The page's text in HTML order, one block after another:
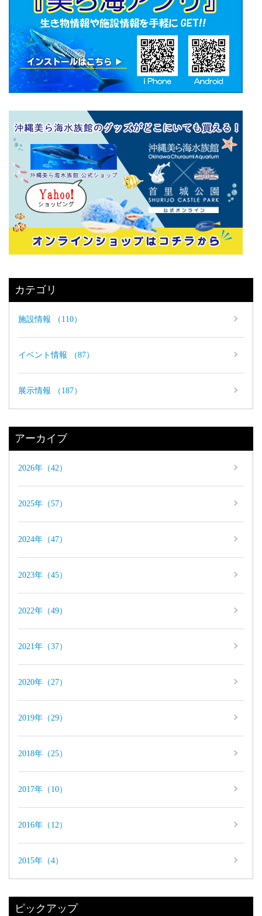
カテゴリ
施設情報 （110）
イベント情報 （87）
展示情報 （187）
アーカイブ
2026年（42）
2025年（57）
2024年（47）
2023年（45）
2022年（49）
2021年（37）
2020年（27）
2019年（29）
2018年（25）
2017年（10）
2016年（12）
2015年（4）
ピックアップ